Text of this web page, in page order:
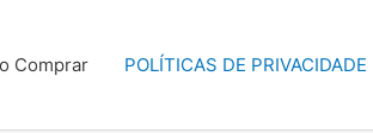
Comprar POLÍTICAS DE PRIVACIDADE